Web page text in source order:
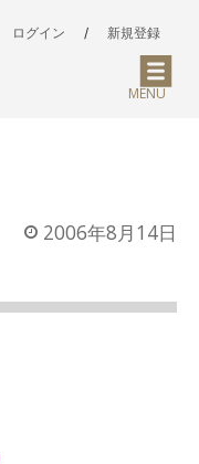
ログイン / 新規登録
MENU
2006年8月14日